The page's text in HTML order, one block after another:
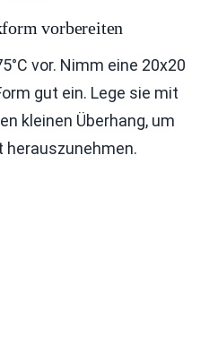
vorbereiten
vor. Nimm eine 20x20
gut ein. Lege sie mit
kleinen Überhang, um
herauszunehmen.